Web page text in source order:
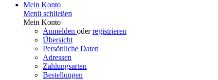
Mein Konto
Menü schließen
Mein Konto
Anmelden oderregistrieren
Übersicht
Persönliche Daten
Adressen
Zahlungsarten
Bestellungen